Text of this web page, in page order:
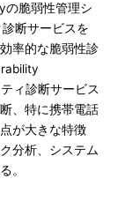
脆弱性管理シ
断サービスを
率的な脆弱性診
ィ診断サービス
、特に携帯電話
が大きな特徴
分析、システム
。